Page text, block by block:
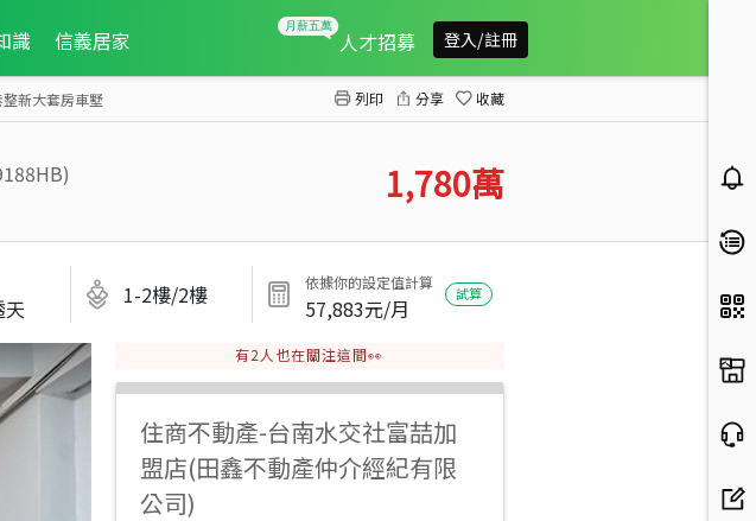
識 信義居家 人才招募 登入/註冊
新大套房車墅 列印 分享 收藏
1,780萬
1-2樓/2樓 依據你的設定值計算
57,883元/月
試算
有2 人也在關注這間👀
住商不動產-台南水交社富喆加
盟店(田鑫不動產仲介經紀有限
公司)